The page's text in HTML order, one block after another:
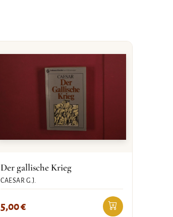
Der gallische Krieg
CAESAR G.J.
5,00€